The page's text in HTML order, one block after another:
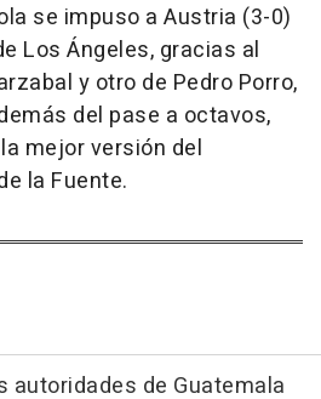
se impuso a Austria (3-0)
Los Ángeles, gracias al
y otro de Pedro Porro,
del pase a octavos,
mejor versión del
la Fuente.
autoridades de Guatemala